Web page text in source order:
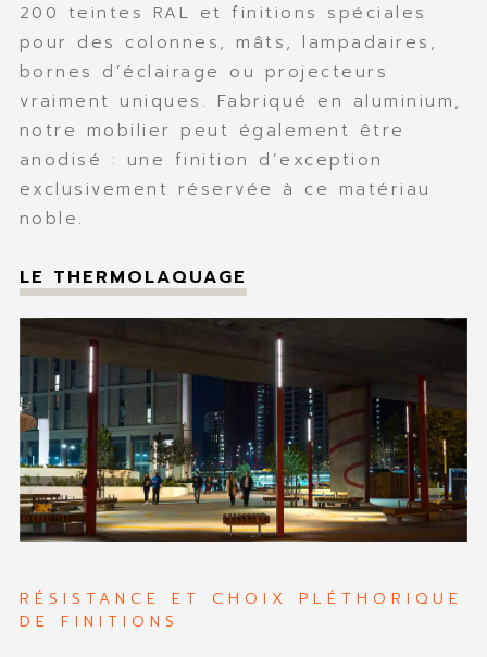
200 teintes RAL et finitions spéciales
pour des colonnes, mâts, lampadaires,
bornes d’éclairage ou projecteurs
vraiment uniques. Fabriqué en aluminium,
notre mobilier peut également être
anodisé : une finition d’exception
exclusivement réservée à ce matériau
noble.
LE THERMOLAQUAGE
RÉSISTANCE ET CHOIX PLÉTHORIQUE
DE FINITIONS